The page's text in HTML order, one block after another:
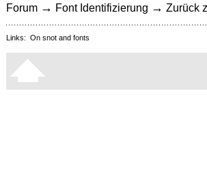
Forum → Font Identifizierung → Zurück
Links: On snot and fonts